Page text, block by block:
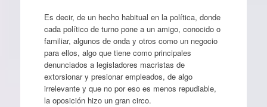
Es decir, de un hecho habitual en la política, donde
cada político de turno pone a un amigo, conocido o
familiar, algunos de onda y otros como un negocio
para ellos, algo que tiene como principales
denunciados a legisladores macristas de
extorsionar y presionar empleados, de algo
irrelevante y que no por eso es menos repudiable,
la oposición hizo un gran circo.